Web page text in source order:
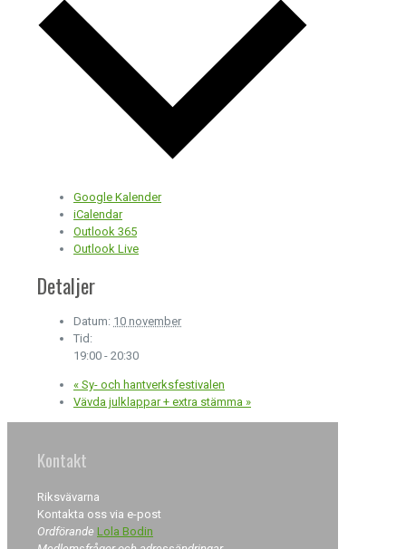
Google Kalender
iCalendar
Outlook 365
Outlook Live
Detaljer
Datum: 10 november
Tid:
19:00 - 20:30
« Sy- och hantverksfestivalen
Vävda julklappar + extra stämma »
Kontakt
Riksvävarna
Kontakta oss via e-post
Ordförande Lola Bodin